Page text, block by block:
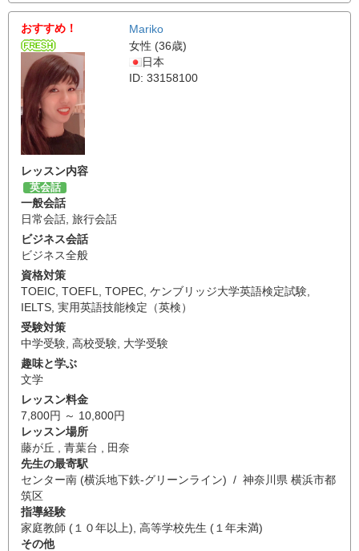
おすすめ！
Mariko
女性 (36歳)
日本
ID: 33158100
レッスン内容
英会話
一般会話
日常会話 旅行会話
ビジネス会話
ビジネス全般
資格対策
TOEIC TOEFL TOPEC ケンブリッジ大学英語検定試験
IELTS 実用英語技能検定（英検）
受験対策
中学受験 高校受験 大学受験
趣味と学ぶ
文学
レッスン料金
7,800円 ～ 10,800円
レッスン場所
藤が丘 , 青葉台 , 田奈
先生の最寄駅
センター南 (横浜地下鉄-グリーンライン) / 神奈川県 横浜市都
筑区
指導経験
家庭教師 (１０年以上), 高等学校先生 (１年未満)
その他